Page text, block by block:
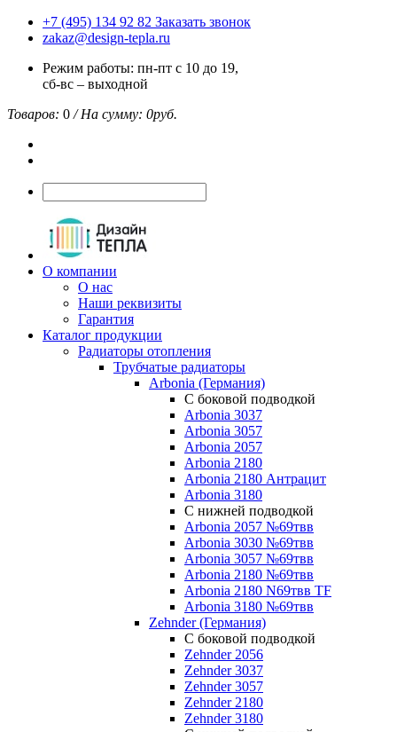
+7 (495) 134 92 82 Заказать звонок
zakaz@design-tepla.ru
Режим работы: пн-пт с 10 до 19,
сб-вс – выходной
Товаров: 0 / На сумму: 0руб.
О компании
О нас
Наши реквизиты
Гарантия
Каталог продукции
Радиаторы отопления
Трубчатые радиаторы
Arbonia (Германия)
С боковой подводкой
Arbonia 3037
Arbonia 3057
Arbonia 2057
Arbonia 2180
Arbonia 2180 Антрацит
Arbonia 3180
С нижней подводкой
Arbonia 2057 №69твв
Arbonia 3030 №69твв
Arbonia 3057 №69твв
Arbonia 2180 №69твв
Arbonia 2180 N69твв TF
Arbonia 3180 №69твв
Zehnder (Германия)
С боковой подводкой
Zehnder 2056
Zehnder 3037
Zehnder 3057
Zehnder 2180
Zehnder 3180